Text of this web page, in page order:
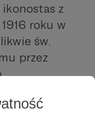
z
roku w
św.
przez